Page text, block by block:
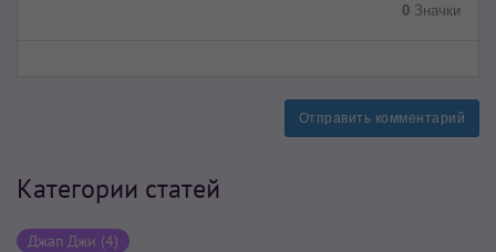
0 Значки
Отправить комментарий
Категории статей
Джап Джи (4)